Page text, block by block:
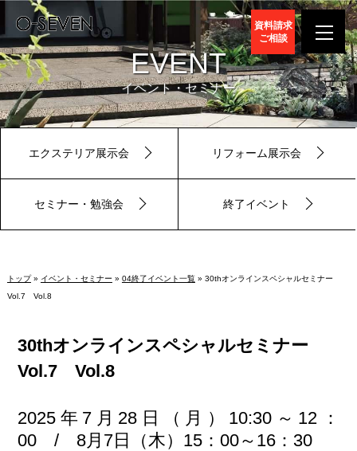
資料請求
ご相談
EVENT
イベント・セミナー
エクステリア展示会 リフォーム展示会
セミナー・勉強会 終了イベント
トップ» イベント・セミナー » 04終了イベント一覧» 30thオンラインスペシャルセミナー
Vol.7 Vol.8
30thオンラインスペシャルセミナー
Vol.7 Vol.8
2025年7月28日（月）10:30～12：
00 / 8月7日（木）15：00～16：30